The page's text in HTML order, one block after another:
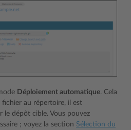
Déploiement automatique. Cela
fichier au répertoire, il est
le dépôt cible. Vous pouvez
; voyez la section Sélection du